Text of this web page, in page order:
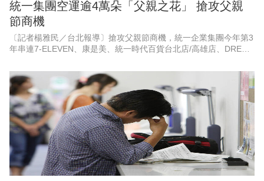
統一集團空運逾4萬朵「父親之花」 搶攻父親
節商機
〔記者楊雅民／台北報導〕搶攻父親節商機，統一企業集團今年第3
年串連7-ELEVEN、康是美、統一時代百貨台北店/高雄店、DREAM
牌，空